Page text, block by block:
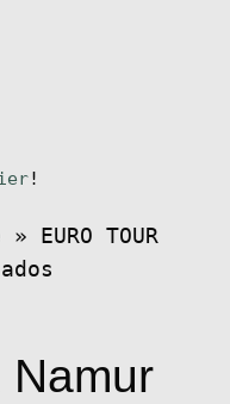
!
» EURO TOUR
Namur